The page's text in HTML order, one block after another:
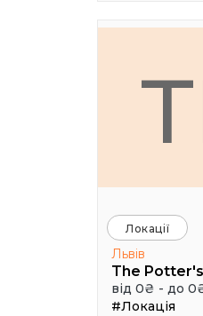
Локації
Львів
The
від 0₴ - до
#Локація